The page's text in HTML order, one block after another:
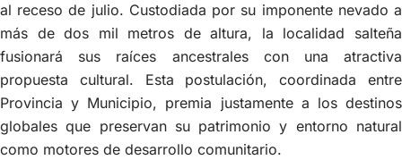
al receso de julio. Custodiada por su imponente nevado a
más de dos mil metros de altura, la localidad salteña
fusionará sus raíces ancestrales con una atractiva
propuesta cultural. Esta postulación, coordinada entre
Provincia y Municipio, premia justamente a los destinos
globales que preservan su patrimonio y entorno natural
como motores de desarrollo comunitario.